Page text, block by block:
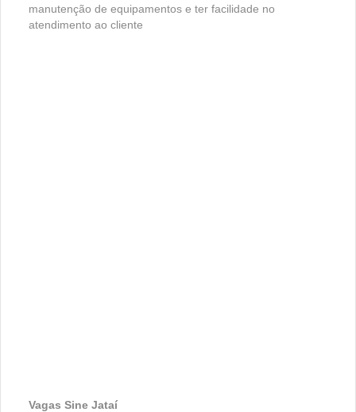
manutenção de equipamentos e ter facilidade no
atendimento ao cliente
Vagas Sine Jataí